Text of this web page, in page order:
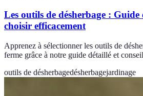
Les outils de désherbage :
choisir efficacement
Apprenez à sélectionner les outils de
ferme grâce à notre guide détaillé et
outils de désherbagedésherbagejardinage